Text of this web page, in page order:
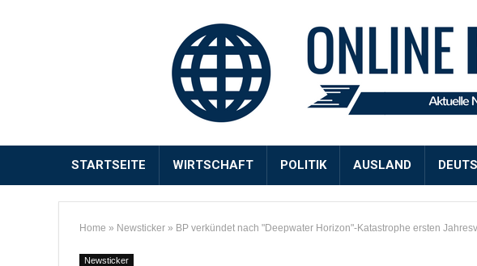
STARTSEITE WIRTSCHAFT POLITIK AUSLAND
Home » Newsticker » BP verkündet nach "Deepwater Horizon"-Katastrophe ersten
Newsticker